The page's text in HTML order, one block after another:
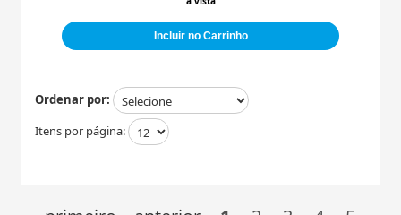
Incluir no Carrinho
Ordenar por:
Itens por página: